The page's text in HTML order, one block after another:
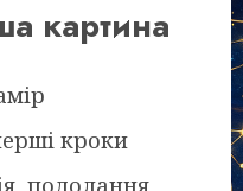
картина
кроки